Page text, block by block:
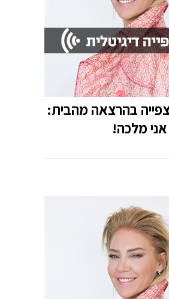
בהרצאה מהבית:
אני מלכה!